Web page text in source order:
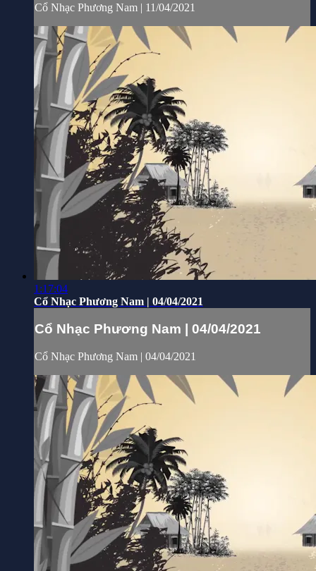
Cổ Nhạc Phương Nam | 11/04/2021
1:17:04
Cổ Nhạc Phương Nam | 04/04/2021
Cổ Nhạc Phương Nam | 04/04/2021
Cổ Nhạc Phương Nam | 04/04/2021